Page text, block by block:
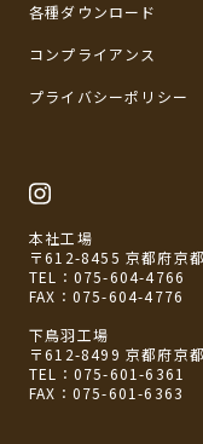
各種ダウンロード
コンプライアンス
プライバシーポリシー
本社工場
〒612-8455 京都府京
TEL： 075-604-4766
FAX：075-604-4776
下鳥羽工場
〒612-8499 京都府京
TEL： 075-601-6361
FAX：075-601-6363